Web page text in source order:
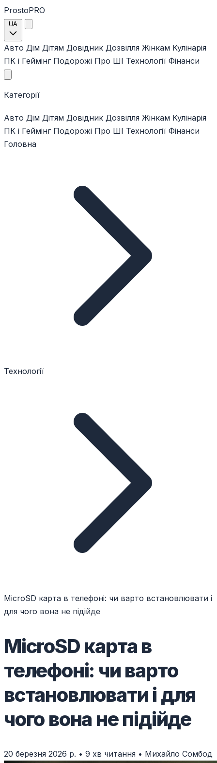
ProstoPRO
UA
Авто Дім Дітям Довідник Дозвілля Жінкам Кулінарія
ПК і Геймінг Подорожі Про ШІ Технології Фінанси
Категорії
Авто Дім Дітям Довідник Дозвілля Жінкам Кулінарія
ПК і Геймінг Подорожі Про ШІ Технології Фінанси
Головна
Технології
MicroSD карта в телефоні: чи варто встановлювати і
для чого вона не підійде
MicroSD карта в
телефоні: чи варто
встановлювати і для
чого вона не підійде
20 березня 2026 р. • 9 хв читання • Михайло Сомбод